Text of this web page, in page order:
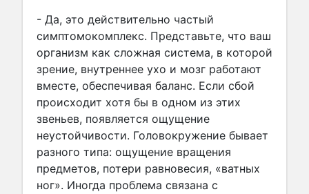
- Да, это действительно частый
симптомокомплекс. Представьте, что ваш
организм как сложная система, в которой
зрение, внутреннее ухо и мозг работают
вместе, обеспечивая баланс. Если сбой
происходит хотя бы в одном из этих
звеньев, появляется ощущение
неустойчивости. Головокружение бывает
разного типа: ощущение вращения
предметов, потери равновесия, «ватных
ног». Иногда проблема связана с